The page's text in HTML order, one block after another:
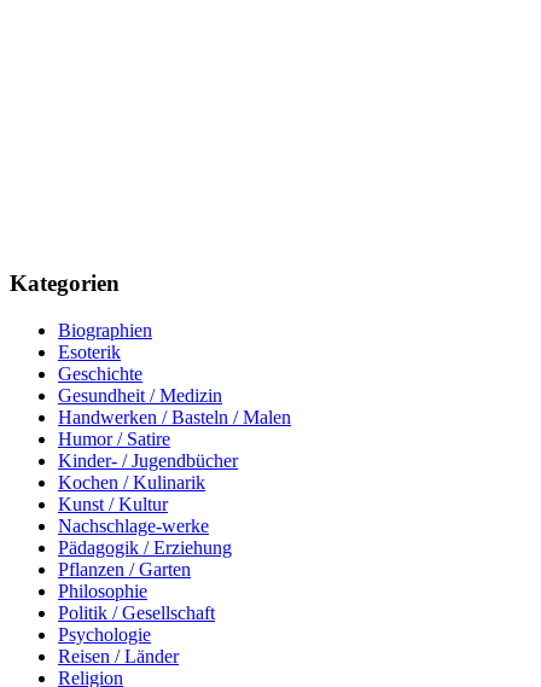
Kategorien
Biographien
Esoterik
Geschichte
Gesundheit / Medizin
Handwerken / Basteln / Malen
Humor / Satire
Kinder- / Jugendbücher
Kochen / Kulinarik
Kunst / Kultur
Nachschlage-werke
Pädagogik / Erziehung
Pflanzen / Garten
Philosophie
Politik / Gesellschaft
Psychologie
Reisen / Länder
Religion